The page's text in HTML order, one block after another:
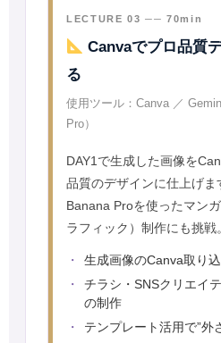
LECTURE 03 ── 70min
Canvaでプロ品質
る
使用ツール：Canva ／
Pro）
DAY1で生成した画像を
品質のデザインに仕上げ
Banana Proを使ったマン
ラフィック）制作にも挑戦。
生成画像のCanva取り
チラシ・SNSクリエイ
の制作
テンプレート活用で”外